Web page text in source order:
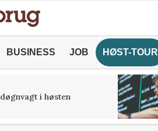
BUSINESS JOB HØST-TOUR
i høsten